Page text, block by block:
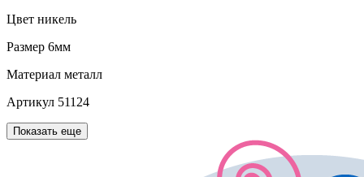
Цвет никель
Размер 6мм
Материал металл
Артикул 51124
Показать еще